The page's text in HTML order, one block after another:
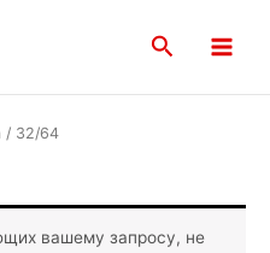
Поиск
Menu
/ 32/64
вашему запросу, не